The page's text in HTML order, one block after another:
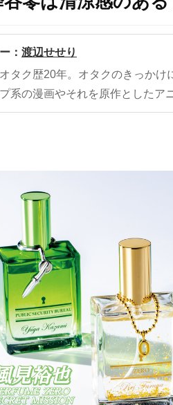
： 渡辺せせり
タク歴20年。オタクのきっかけ
系の漫画やそれを原作としたア